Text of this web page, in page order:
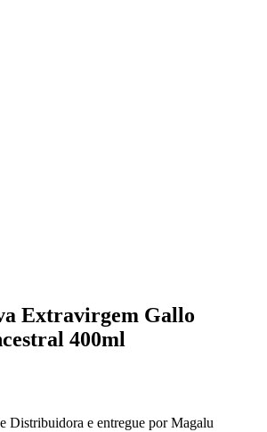
Extravirgem Gallo
400ml
Distribuidora e entregue por Magalu